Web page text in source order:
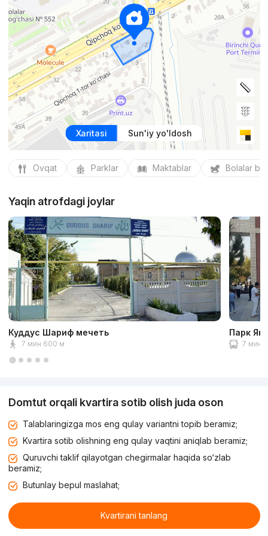
Xaritasi Sun'iy yo'ldosh
Ovqat Parklar Maktablar Bolalar
Yaqin atrofdagi joylar
Куддус Шариф мечеть
7 мин 600 м
Парк
7 мин
Domtut orqali kvartira sotib olish juda oson
Talablaringizga mos eng qulay variantni topib beramiz;
Kvartira sotib olishning eng qulay vaqtini aniqlab beramiz;
Quruvchi taklif qilayotgan chegirmalar haqida so‘zlab
beramiz;
Butunlay bepul maslahat;
Kvartirani tanlang